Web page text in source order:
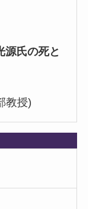
源氏の死と
教授)